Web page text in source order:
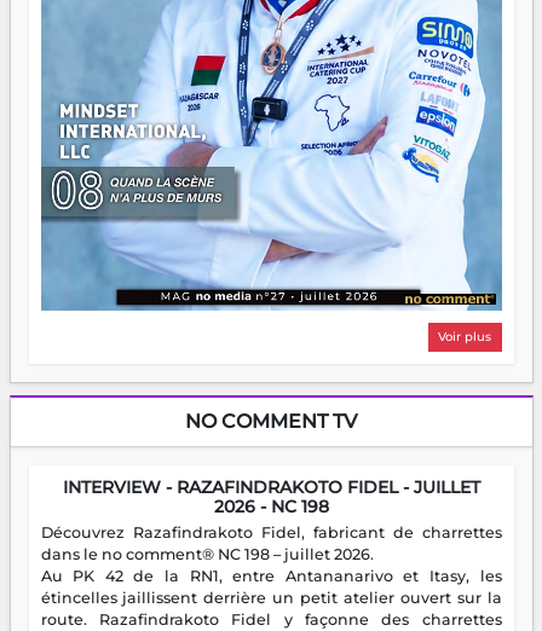
Voir plus
NO COMMENT TV
INTERVIEW - RAZAFINDRAKOTO FIDEL - JUILLET
2026 - NC 198
Découvrez Razafindrakoto Fidel, fabricant de charrettes
dans le no comment® NC 198 – juillet 2026.
Au PK 42 de la RN1, entre Antananarivo et Itasy, les
étincelles jaillissent derrière un petit atelier ouvert sur la
route. Razafindrakoto Fidel y façonne des charrettes